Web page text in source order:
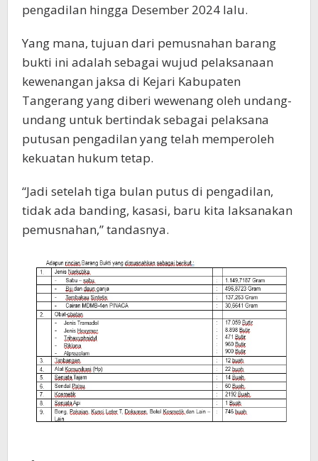
pengadilan hingga Desember 2024 lalu.
Yang mana, tujuan dari pemusnahan barang
bukti ini adalah sebagai wujud pelaksanaan
kewenangan jaksa di Kejari Kabupaten
Tangerang yang diberi wewenang oleh undang-
undang untuk bertindak sebagai pelaksana
putusan pengadilan yang telah memperoleh
kekuatan hukum tetap.
“Jadi setelah tiga bulan putus di pengadilan,
tidak ada banding, kasasi, baru kita laksanakan
pemusnahan,” tandasnya.